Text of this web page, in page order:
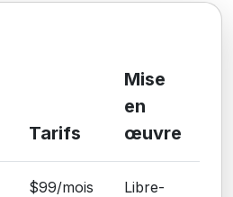
Tarifs
Mise
en
œuvre
$99/mois
Libre-